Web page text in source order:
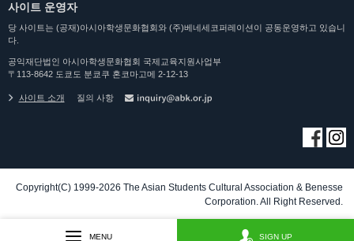
사이트 운영자
당 사이트는 (공재)아시아학생문화협회와 (주)베네세코퍼레이션이 공동운영하고 있습니
다.
공익재단법인 아시아학생문화협회 국제교육지원사업부
〒113-8642 도쿄도 분쿄쿠 혼코마고메 2-12-13
사이트 소개 질의 사항
Copyright(C) 1999-2026 The Asian Students Cultural Association & Benesse
Corporation. All Right Reserved.
MENU SIGN UP